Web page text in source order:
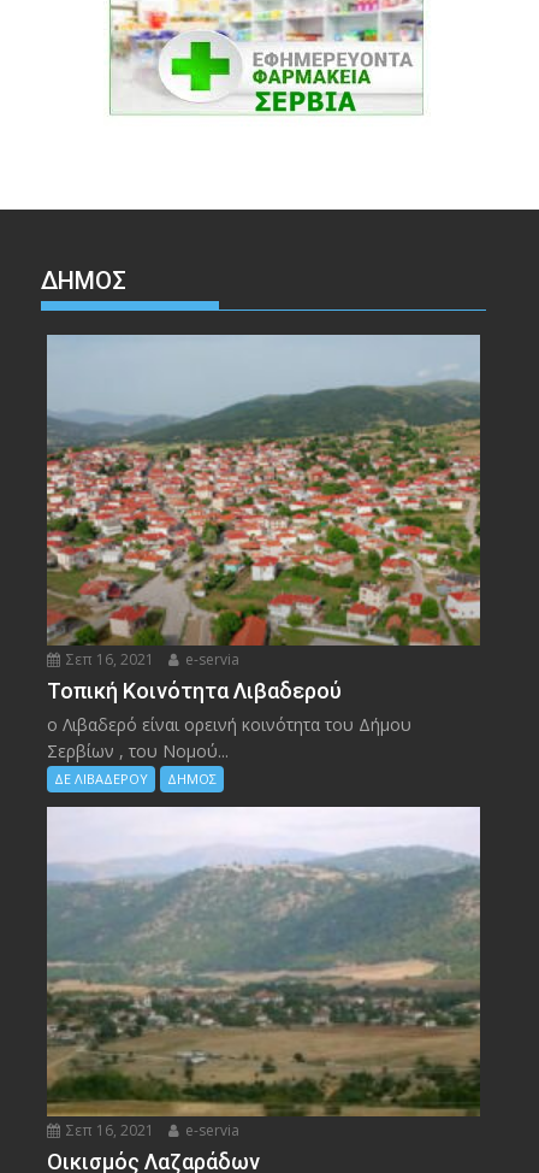
ΔΉΜΟΣ
Σεπ 16, 2021 e-servia
Τοπική Κοινότητα Λιβαδερού
ο Λιβαδερό είναι ορεινή κοινότητα του Δήμου
Σερβίων , του Νομού...
ΔΕ ΛΙΒΑΔΕΡΟΥ ΔΗΜΟΣ
Σεπ 16, 2021 e-servia
Οικισμός Λαζαράδων